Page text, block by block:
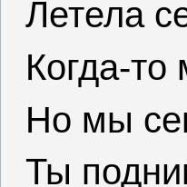
Летела
Когда-
Но мы
Ты